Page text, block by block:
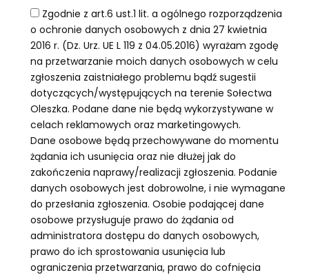
Zgodnie z art.6 ust.1 lit. a ogólnego rozporządzenia
o ochronie danych osobowych z dnia 27 kwietnia
2016 r. (Dz. Urz. UE L 119 z 04.05.2016) wyrażam zgodę
na przetwarzanie moich danych osobowych w celu
zgłoszenia zaistniałego problemu bądź sugestii
dotyczących/występujących na terenie Sołectwa
Oleszka. Podane dane nie będą wykorzystywane w
celach reklamowych oraz marketingowych.
Dane osobowe będą przechowywane do momentu
żądania ich usunięcia oraz nie dłużej jak do
zakończenia naprawy/realizacji zgłoszenia. Podanie
danych osobowych jest dobrowolne, i nie wymagane
do przesłania zgłoszenia. Osobie podającej dane
osobowe przysługuje prawo do żądania od
administratora dostępu do danych osobowych,
prawo do ich sprostowania usunięcia lub
ograniczenia przetwarzania, prawo do cofnięcia